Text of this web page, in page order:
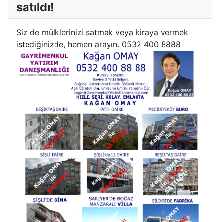
satıldı!
Siz de mülklerinizi satmak veya kiraya vermek
istediğinizde, hemen arayın. 0532 400 8888